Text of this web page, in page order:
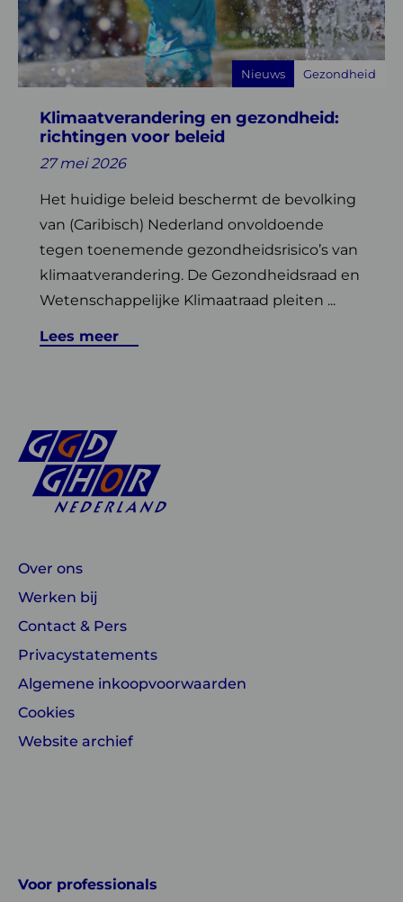
Klimaatverandering en gezondheid:
richtingen voor beleid
27 mei 2026
Het huidige beleid beschermt de bevolking
van (Caribisch) Nederland onvoldoende
tegen toenemende gezondheidsrisico’s van
klimaatverandering. De Gezondheidsraad en
Wetenschappelijke Klimaatraad pleiten ...
Lees meer
Nieuws Gezondheid
gezondheid:
richtingen
voor
beleid
Over ons
Werken bij
Contact & Pers
Privacystatements
Algemene inkoopvoorwaarden
Cookies
Website archief
Voor professionals